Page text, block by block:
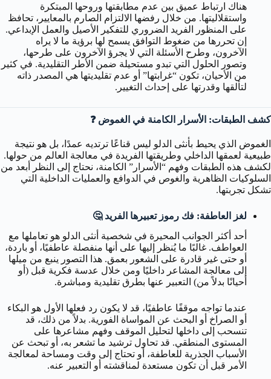
هناك ارتباط عميق بين عدم مطابقتها وروحها المبتكرة
واستقلاليتها. من خلال رفضها الالتزام الصارم بالمعايير، تحافظ
على المنظور الفريد الضروري للتفكير الأصيل والعمل الإبداعي.
إن تحررها من ضغوط التوافق يسمح لها برؤية ما لا يراه
الآخرون، وطرح الأسئلة التي لا يجرؤ الآخرون على طرحها،
وتصور الحلول التي تبدو مستحيلة ضمن الأطر التقليدية. في كثير
من الأحيان، تكون “غرابتها” أو عدم تقليديتها هي المصدر ذاته
لتألقها وقدرتها على إحداث التغيير.
كشف الطبقات: الأسرار الكامنة في الغموض ❓
الغموض الذي يحيط بأنثى الدلو ليس قناعًا ترتديه عمدًا، بل هو نتيجة
طبيعية لعمقها الداخلي وطريقتها الفريدة في معالجة العالم من حولها.
لكشف هذه الطبقات وفهم “الأسرار” الكامنة، نحتاج إلى النظر أبعد من
السلوكيات الظاهرية والغوص في الدوافع والعمليات الداخلية التي
تشكل تجربتها.
لغز العاطفة: فك رموز تعبيرها الفريد 🤔
أحد أكثر الجوانب المحيرة في شخصية أنثى الدلو هو تعاملها مع
العواطف. غالبًا ما يُنظر إليها على أنها منفصلة عاطفيًا، أو باردة،
أو حتى غير قادرة على الشعور بعمق. هذا التصور ينبع من ميلها
إلى معالجة المشاعر داخليًا ومن خلال عدسة فكرية قبل (أو
أحيانًا بدلاً من) التعبير عنها بطرق تقليدية ومباشرة.
عندما تواجه موقفًا عاطفيًا، قد لا يكون رد فعلها الأول هو البكاء
أو الصراخ أو البحث عن المواساة الفورية. بدلاً من ذلك، قد
تنسحب إلى داخلها لتحليل الموقف وفهم مشاعرها على
المستوى المنطقي. قد تحاول ترشيد ما تشعر به، أو تبحث عن
الأسباب الجذرية للعاطفة، أو تحتاج إلى وقت ومساحة لمعالجة
الأمر قبل أن تكون مستعدة لمناقشته أو التعبير عنه.